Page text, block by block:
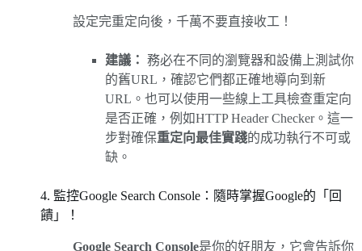
設定完重定向後，千萬不要直接收工！
建議： 務必在不同的瀏覽器和設備上測試你
的舊URL，確認它們都正確地導向到新
URL。也可以使用一些線上工具檢查重定向
是否正確，例如HTTP Header Checker。這一
步對確保重定向最佳實踐的成功執行不可或
缺。
4. 監控Google Search Console：隨時掌握Google的「回
饋」！
Google Search Console是你的好朋友，它會告訴你